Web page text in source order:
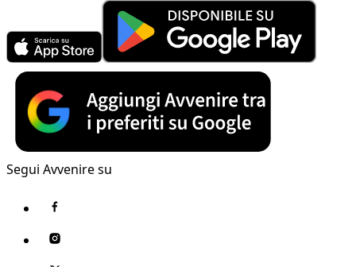
Segui Avvenire su